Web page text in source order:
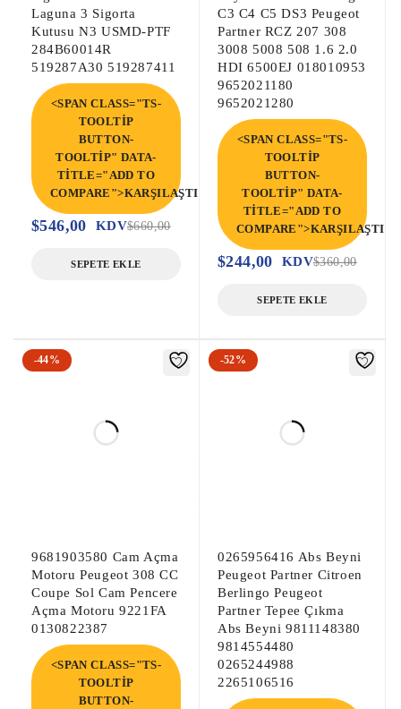
Fabia Abs Beyni, Fabia Çıkma Abs Pompa
Beyni, Fabia Çıkma Abs Beyni,
İbiza Abs Beyni, İbiza Çıkma Abs Pompa
Beyni, İbiza Çıkma Abs Beyni,
Cordoba Abs Beyni, Cordoba Çıkma Abs
Pompa Beyni, Cordoba Çıkma Abs Beyni,
Polo 4 Abs Beyni, Polo 4 Çıkma Abs Pompa
Beyni, Polo 4 Çıkma Abs Beyni,
Laguna 3 Sigorta
Kutusu N3 USMD-PTF
284B60014R
519287A30 519287411
<SPAN CLASS="TS-
TOOLTIP
BUTTON-
TOOLTIP" DATA-
TITLE="ADD TO
COMPARE">KARŞILAŞTIR</SPAN>
$660,00
$546,00 KDV
SEPETE EKLE
C3 C4 C5 DS3 Peugeot
Partner RCZ 207 308
3008 5008 508 1.6 2.0
HDI 6500EJ 018010953
9652021180
9652021280
<SPAN CLASS="TS-
TOOLTIP
BUTTON-
TOOLTIP" DATA-
TITLE="ADD TO
$360,00
$244,00 KDV
SEPETE EKLE
-44%
9681903580 Cam Açma
Motoru Peugeot 308 CC
Coupe Sol Cam Pencere
Açma Motoru 9221FA
0130822387
<SPAN CLASS="TS-
TOOLTIP
BUTTON-
-52%
0265956416 Abs Beyni
Peugeot Partner Citroen
Berlingo Peugeot
Partner Tepee Çıkma
Abs Beyni 9811148380
9814554480
0265244988
2265106516